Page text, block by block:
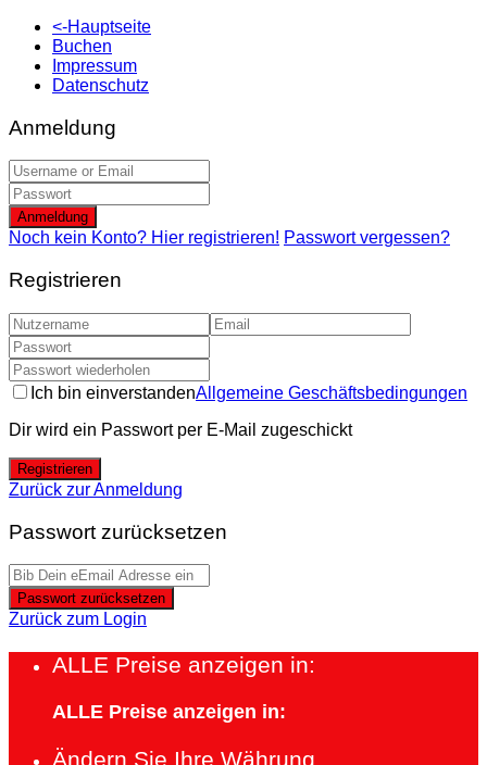
<-Hauptseite
Buchen
Impressum
Datenschutz
Anmeldung
Anmeldung
Noch kein Konto? Hier registrieren! Passwort vergessen?
Registrieren
Ich bin einverstandenAllgemeine Geschäftsbedingungen
Dir wird ein Passwort per E-Mail zugeschickt
Registrieren
Zurück zur Anmeldung
Passwort zurücksetzen
Passwort zurücksetzen
Zurück zum Login
ALLE Preise anzeigen in:
ALLE Preise anzeigen in:
Ändern Sie Ihre Währung